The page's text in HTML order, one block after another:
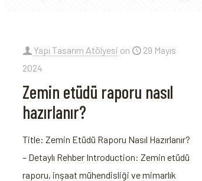
Yapı Tasarım Atölyesi on
29 Mayıs
2024
Zemin etüdü raporu nasıl
hazırlanır?
Title: Zemin Etüdü Raporu Nasıl Hazırlanır?
– Detaylı Rehber Introduction: Zemin etüdü
raporu, inşaat mühendisliği ve mimarlık